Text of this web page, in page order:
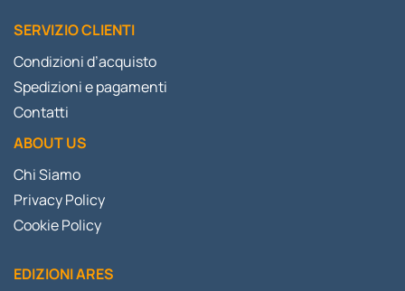
SERVIZIO CLIENTI
Condizioni d’acquisto
Spedizioni e pagamenti
Contatti
ABOUT US
Chi Siamo
Privacy Policy
Cookie Policy
EDIZIONI ARES